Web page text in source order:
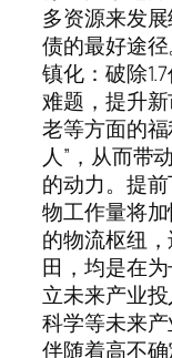
多资源来发
债的最好途
镇化：破除
难题，提升
老等方面的
人”，从而带
的动力。提
物工作量将
的物流枢纽
田，均是在
立未来产业
科学等未来
伴随着高不